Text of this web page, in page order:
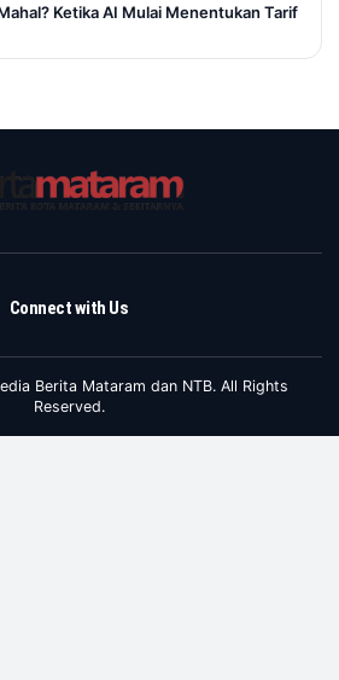
Ketika AI Mulai Menentukan Tarif
Connect with Us
Berita Mataram dan NTB. All Rights
Reserved.